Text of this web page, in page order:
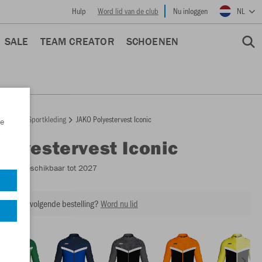
Hulp Word lid van de club Nu inloggen NL
SALE TEAM CREATOR SCHOENEN
Sportkleding JAKO Polyestervest Iconic
Polyestervest Iconic
- Beschikbaar tot 2027
op je volgende bestelling?Word nu lid